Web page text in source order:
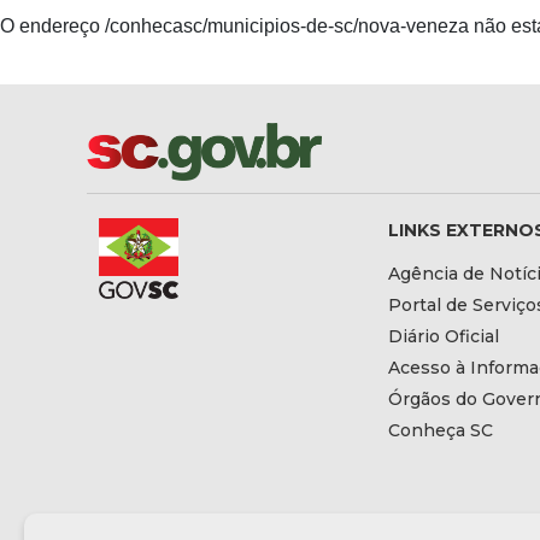
O endereço /conhecasc/municipios-de-sc/nova-veneza não
LINKS
Agência de
Portal de
Diário Oficial
Acesso à
Órgãos do
Conheça SC